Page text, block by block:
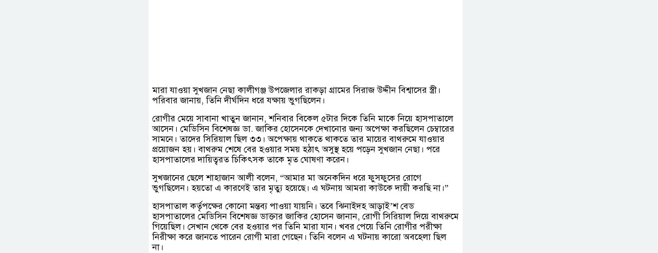
মারা যাওয়া সুখজান নেছা কালীগঞ্জ উপজেলার রাকড়া গ্রামের সিরাজ উদ্দীন বিশ্বাসের স্ত্রী।
পরিবার জানায়, তিনি দীর্ঘদিন ধরে যক্ষায় ভুগছিলেন।
রোগীর মেয়ে সাবানা খাতুন জানান, শনিবার বিকেল ৫টার দিকে তিনি মাকে নিয়ে হাসপাতালে
আসেন। মেডিসিন বিশেষজ্ঞ ডা. জাকির হোসেনকে দেখানোর জন্য অপেক্ষা করছিলেন চেম্বারের
সামনে। তাদের সিরিয়াল ছিল ৩৩। অপেক্ষায় থাকতে থাকতে তার মায়ের বাথরুমে যাওয়ার
প্রয়োজন হয়। বাথরুম শেষে বের হওয়ার সময় হঠাৎ অসুস্থ হয়ে পড়েন সুখজান নেছা। পরে
হাসপাতালের দায়িত্বরত চিকিৎসক তাকে মৃত ঘোষণা করেন।
সুখজানের ছেলে শাহাজান আলী বলেন, “আমার মা অনেকদিন ধরে ফুসফুসের রোগে
ভুগছিলেন। হয়তো এ কারণেই তার মৃত্যু হয়েছে। এ ঘটনায় আমরা কাউকে দায়ী করছি না।”
হাসপাতাল কর্তৃপক্ষের কোনো মন্তব্য পাওয়া যায়নি। তবে ঝিনাইদহ আড়াই’শ বেড
হাসপাতালের মেডিসিন বিশেষজ্ঞ ডাক্তার জাকির হোসেন জানান, রোগী সিরিয়াল দিয়ে বাথরুমে
গিয়েছিল। সেখান থেকে বের হওয়ার পর তিনি মারা যান। খবর পেয়ে তিনি রোগীর পরীক্ষা
নিরীক্ষা করে জানতে পারেন রোগী মারা গেছেন। তিনি বলেন এ ঘটনায় কারো অবহেলা ছিল
না।